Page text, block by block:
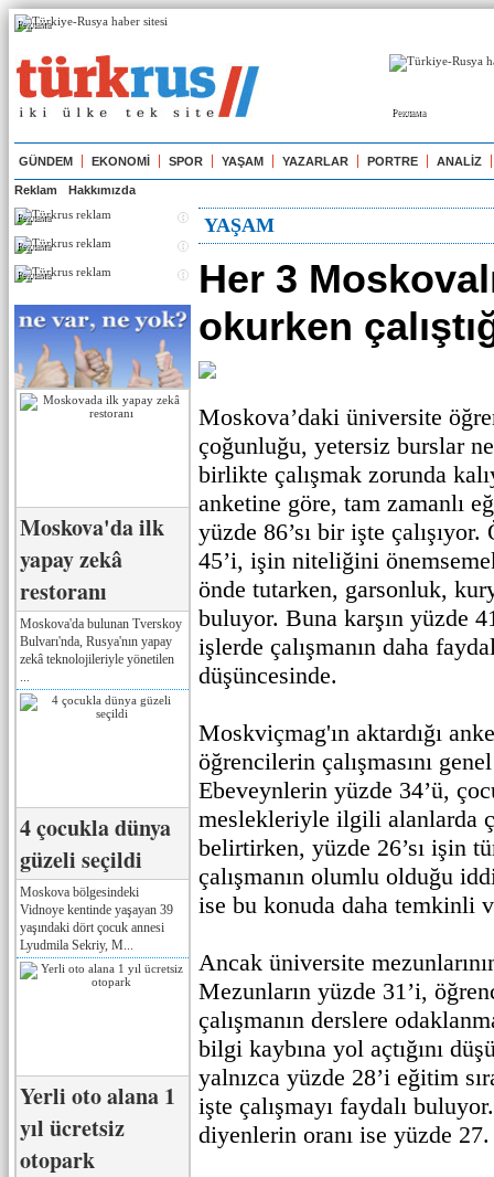
Реклама
Реклама
GÜNDEM EKONOMİ SPOR YAŞAM YAZARLAR PORTRE ANALİZ
Reklam Hakkımızda
Реклама
Реклама
Реклама
Moskova'da ilk
yapay zekâ
restoranı
Moskova'da bulunan Tverskoy
Bulvarı'nda, Rusya'nın yapay
zekâ teknolojileriyle yönetilen
4 çocukla dünya
güzeli seçildi
Moskova bölgesindeki
Vidnoye kentinde yaşayan 39
yaşındaki dört çocuk annesi
Lyudmila Sekriy, M...
Yerli oto alana 1
yıl ücretsiz
otopark
YAŞAM
Her 3
okurken
Moskova’daki üniversite
çoğunluğu, yetersiz burslar
birlikte çalışmak zorunda
anketine göre, tam zamanlı
yüzde 86’sı bir işte
45’i, işin niteliğini
önde tutarken, garsonluk,
buluyor. Buna karşın yüzde
işlerde çalışmanın daha
düşüncesinde.
Moskviçmag'ın aktardığı
öğrencilerin çalışmasını
Ebeveynlerin yüzde 34’ü,
meslekleriyle ilgili alanlarda
belirtirken, yüzde 26’sı işin
çalışmanın olumlu olduğu
ise bu konuda daha temkinli
Ancak üniversite
Mezunların yüzde 31’i,
çalışmanın derslere
bilgi kaybına yol açtığını
yalnızca yüzde 28’i eğitim
işte çalışmayı faydalı
diyenlerin oranı ise yüzde 27.